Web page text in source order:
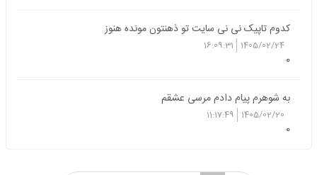
کدوم تاپیک نی نی سایت تو ذهنتون مونده هنوز
1405/02/24
16:09:31
0
به شوهرم پیام دادم مرسی عشقم
1405/02/20
11:17:49
0